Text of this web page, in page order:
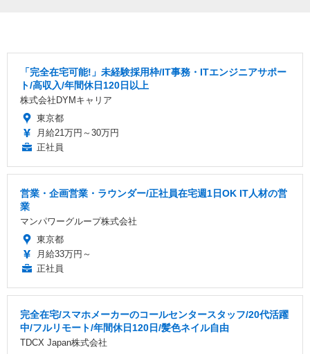
「完全在宅可能!」未経験採用枠/IT事務・ITエンジニアサポー
ト/高収入/年間休日120日以上
株式会社DYMキャリア
東京都
月給21万円～30万円
正社員
営業・企画営業・ラウンダー/正社員在宅週1日OK IT人材の営
業
マンパワーグループ株式会社
東京都
月給33万円～
正社員
完全在宅/スマホメーカーのコールセンタースタッフ/20代活躍
中/フルリモート/年間休日120日/髪色ネイル自由
TDCX Japan株式会社